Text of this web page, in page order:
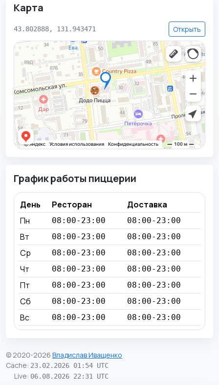
Карта
43.802888, 131.943471 Открыть
График работы пиццерии
День Ресторан
Доставка
Пн
08:00-23:00 08:00-23:00
Вт 08:00-23:00 08:00-23:00
Ср 08:00-23:00 08:00-23:00
Чт 08:00-23:00 08:00-23:00
Пт 08:00-23:00 08:00-23:00
Сб 08:00-23:00 08:00-23:00
Вс 08:00-23:00 08:00-23:00
© 2020-2026 Владислав Иващенко
Cache: 23.02.2026 01:54 UTC
Live: 06.08.2026 22:31 UTC